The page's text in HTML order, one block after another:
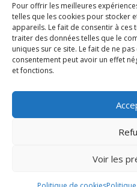
Pour offrir les meilleures
telles que les cookies pour stocker
appareils. Le fait de consentir à
traiter des données telles que le
uniques sur ce site. Le fait de ne
consentement peut avoir un effet
et fonctions.
Voir les